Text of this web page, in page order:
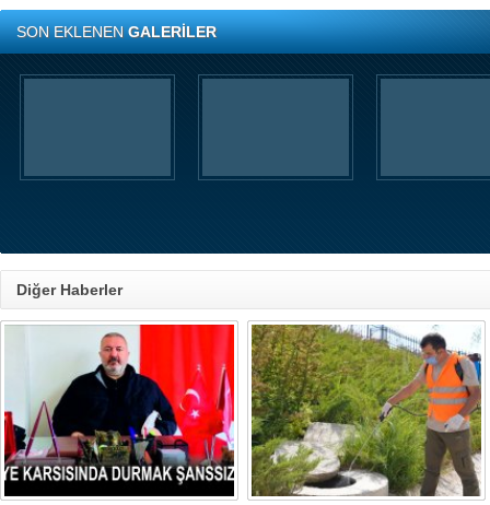
SON EKLENENGALERİLER
Diğer Haberler